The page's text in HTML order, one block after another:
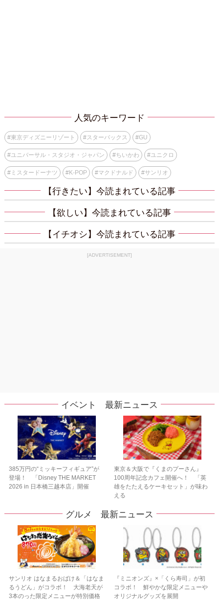
人気のキーワード
#東京ディズニーリゾート #スターバックス #GU
#ユニバーサル・スタジオ・ジャパン #ちいかわ #ユニクロ
#ミスタードーナツ #K-POP #マクドナルド #サンリオ
【行きたい】今読まれている記事
【欲しい】今読まれている記事
【イチオシ】今読まれている記事
[ADVERTISEMENT]
イベント 最新ニュース
385万円の“ミッキーフィギュア”が
登場！ 「Disney THE MARKET
2026 in 日本橋三越本店」開催
東京＆大阪で『くまのプーさん』
100周年記念カフェ開催へ！ 「英
雄をたたえるケーキセット」が味わ
える
グルメ 最新ニュース
サンリオ はなまるおばけ＆「はなま
るうどん」がコラボ！ 大海老天が
3本のった限定メニューが特別価格
『ミニオンズ』×「くら寿司」が初
コラボ！ 鮮やかな限定メニューや
オリジナルグッズを展開